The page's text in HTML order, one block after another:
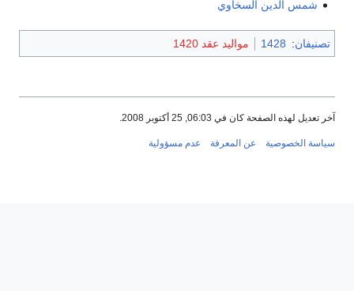
شمس الدين السخاوي
تصنيفان:
1428 مواليد عقد 1420
آخر تعديل لهذه الصفحة كان في 06:03, 25 أكتوبر 2008.
سياسة الخصوصية عن المعرفة عدم مسؤولية